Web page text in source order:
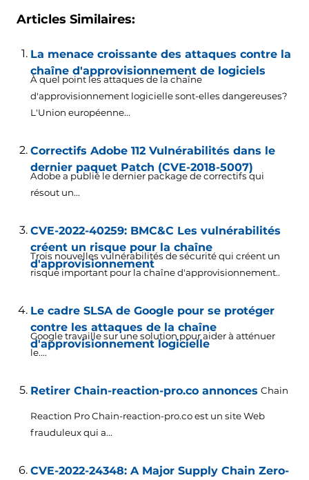
Articles Similaires:
La menace croissante des attaques contre la
chaîne d'approvisionnement de logiciels
À quel point les attaques de la chaîne
d'approvisionnement logicielle sont-elles dangereuses?
L'Union européenne...
Correctifs Adobe 112 Vulnérabilités dans le
dernier paquet Patch (CVE-2018-5007)
Adobe a publié le dernier package de correctifs qui
résout un...
CVE-2022-40259: BMC&C Les vulnérabilités
créent un risque pour la chaîne
d'approvisionnement
Trois nouvelles vulnérabilités de sécurité qui créent un
risque important pour la chaîne d'approvisionnement..
Le cadre SLSA de Google pour se protéger
contre les attaques de la chaîne
d'approvisionnement logicielle
Google travaille sur une solution pour aider à atténuer
le....
Retirer Chain-reaction-pro.co annonces Chain
Reaction Pro Chain-reaction-pro.co est un site Web
frauduleux qui a...
CVE-2022-24348: A Major Supply Chain Zero-